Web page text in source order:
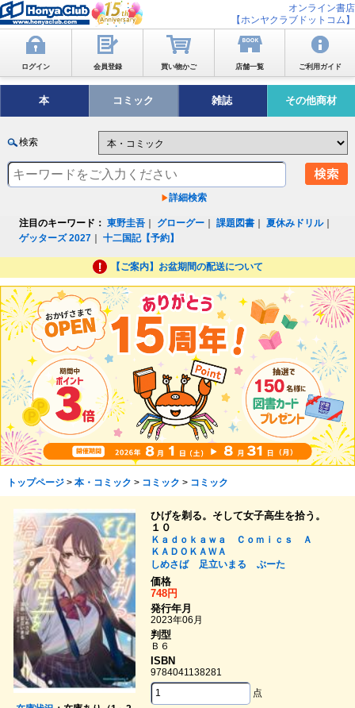
オンライン書店
【ホンヤクラブドットコム】
ログイン 会員登録 買い物かご 店舗一覧 ご利用ガイド
本 コミック 雑誌 その他商材
検索
詳細検索
注目のキーワード： 東野圭吾 グローグー ｜課題図書 ｜夏休みドリル｜
ゲッターズ 2027 ｜十二国記【予約】
【ご案内】お盆期間の配送について
トップページ> 本・コミック > コミック > コミック
ひげを剃る。そして女子高生を拾う。
１０
Ｋａｄｏｋａｗａ Ｃｏｍｉｃｓ Ａ
ＫＡＤＯＫＡＷＡ
しめさば
足立いまる
ぶーた
価格
748円
発行年月
2023年06月
判型
Ｂ６
ISBN
9784041138281
点